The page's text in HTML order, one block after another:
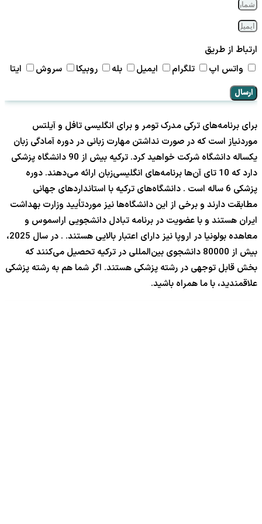
ارتباط از طریق
واتس اپ
تلگرام ایمیل بله روبیکا سروش ایتا
ارسال
برای برنامه‌های ترکی مدرک تومر و برای انگلیسی تافل و آیلتس
موردنیاز است که در صورت نداشتن مهارت زبانی در دوره آمادگی زبان
یکساله دانشگاه شرکت خواهید کرد. ترکیه بیش از 90 دانشگاه پزشکی
دارد که 10 تای آن‌ها برنامه‌های انگلیسی‌زبان ارائه می‌دهند. دوره
پزشکی 6 ساله است . دانشگاه‌های ترکیه با استانداردهای جهانی
مطابقت دارند و برخی از این دانشگاه‌ها نیز موردتأیید وزارت بهداشت
ایران هستند و با عضویت در برنامه تبادل دانشجویی اراسموس و
معاهده بولونیا در اروپا نیز دارای اعتبار بالایی هستند. . در سال 2025،
بیش از 80000 دانشجوی بین‌المللی در ترکیه تحصیل می‌کنند که
بخش قابل توجهی در رشته پزشکی هستند. اگر شما هم به رشته پزشکی
علاقمندید، با ما همراه باشید.